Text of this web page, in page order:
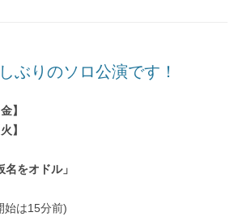
ぶりのソロ公演です！
】
】
をオドル」
は15分前)